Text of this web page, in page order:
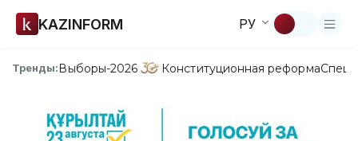
KAZINFORM РУ
Тренды:Выборы-2026 Конституционная реформа